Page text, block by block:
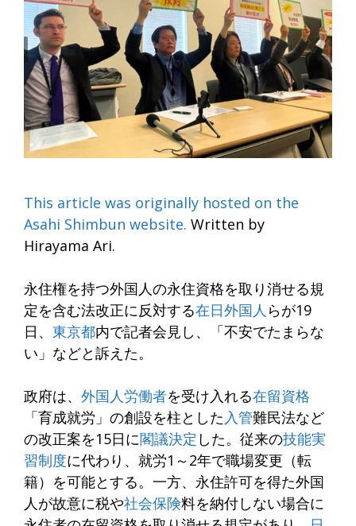
This article was originally hosted on the
Asahi Shimbun website. Written by
Hirayama Ari.
永住権を持つ外国人の永住資格を取り消せる規
定を含む法改正に反対する在日外国人 らが19
日、 東京都内で記者会見し、「不安でたまらな
い」などと訴えた。
政府は、 外国人労働者を受け入れる在留資格
「育成就労」の創設を柱とした入管難民法など
の改正案を15日に閣議決定 した。従来の技能実
習制度に代わり、就労1～2年で職場変更（転
籍）を可能とする。一方、永住許可を得た外国
人が故意に税や社会保険料を納付しない場合に